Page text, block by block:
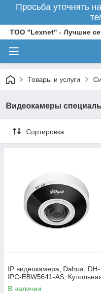
Просьба уточнять
ТОО "Lexnet" - Лучшие
Товары и услуги
Видеокамеры
Сортировка
IP видеокамера, Dahua, DH-
IPC-EBW5641-AS,
В наличии